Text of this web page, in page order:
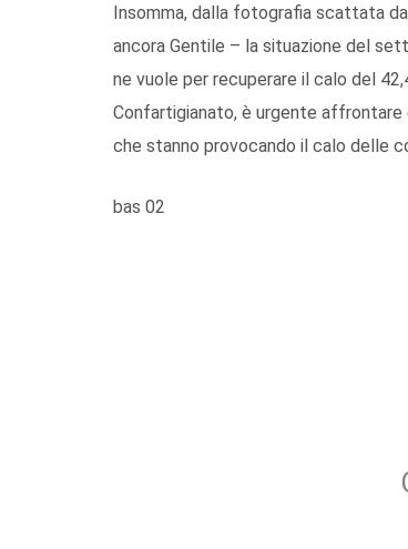
Insomma, dalla fotografia scattata
ancora Gentile – la situazione del
ne vuole per recuperare il calo del
Confartigianato, è urgente
che stanno provocando il calo delle
bas 02